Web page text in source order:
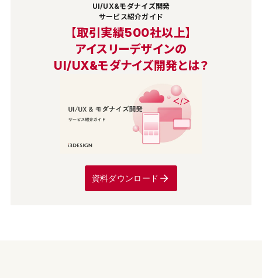
UI/UX&モダナイズ開発
サービス紹介ガイド
【取引実績500社以上】
アイスリーデザインの
UI/UX&モダナイズ開発とは？
資料ダウンロード